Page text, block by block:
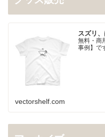
スズリ、
無料・商
事例】で
vectorshelf.com